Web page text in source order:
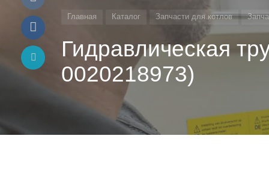
Главная Каталог Запчасти для котлов
Гидравлическая
0020218973)